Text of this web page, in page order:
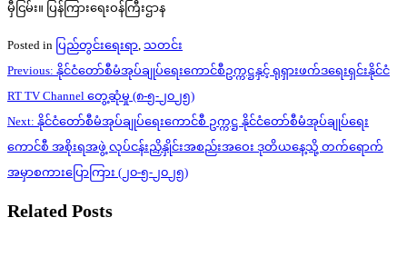
မှီငြမ်း။ ပြန်ကြားရေးဝန်ကြီးဌာန
Posted in ပြည်တွင်းရေးရာ, သတင်း
Post
navigation
Previous: နိုင်ငံတော်စီမံအုပ်ချုပ်ရေးကောင်စီဥက္ကဋ္ဌနှင့် ရုရှားဖက်ဒရေးရှင်းနိုင်ငံ
RT TV Channel တွေ့ဆုံမှု (၈-၅-၂၀၂၅)
Next: နိုင်ငံတော်စီမံအုပ်ချုပ်ရေးကောင်စီ ဥက္ကဋ္ဌ နိုင်ငံတော်စီမံအုပ်ချုပ်ရေး
ကောင်စီ အစိုးရအဖွဲ့ လုပ်ငန်းညှိနှိုင်းအစည်းအဝေး ဒုတိယနေ့သို့ တက်ရောက်
အမှာစကားပြောကြား (၂၀-၅-၂၀၂၅)
Related Posts